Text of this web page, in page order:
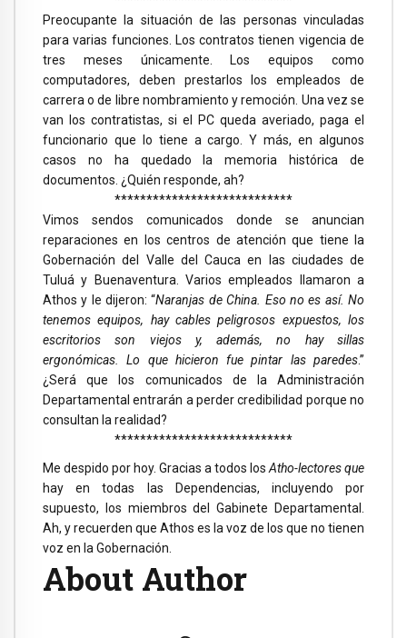
Preocupante la situación de las personas vinculadas
para varias funciones. Los contratos tienen vigencia de
tres meses únicamente. Los equipos como
computadores, deben prestarlos los empleados de
carrera o de libre nombramiento y remoción. Una vez se
van los contratistas, si el PC queda averiado, paga el
funcionario que lo tiene a cargo. Y más, en algunos
casos no ha quedado la memoria histórica de
documentos. ¿Quién responde, ah?
****************************
Vimos sendos comunicados donde se anuncian
reparaciones en los centros de atención que tiene la
Gobernación del Valle del Cauca en las ciudades de
Tuluá y Buenaventura. Varios empleados llamaron a
Athos y le dijeron: “Naranjas de China. Eso no es así. No
tenemos equipos, hay cables peligrosos expuestos, los
escritorios son viejos y, además, no hay sillas
ergonómicas. Lo que hicieron fue pintar las paredes.”
¿Será que los comunicados de la Administración
Departamental entrarán a perder credibilidad porque no
consultan la realidad?
****************************
Me despido por hoy. Gracias a todos los Atho-lectores que
hay en todas las Dependencias, incluyendo por
supuesto, los miembros del Gabinete Departamental.
Ah, y recuerden que Athos es la voz de los que no tienen
voz en la Gobernación.
About Author